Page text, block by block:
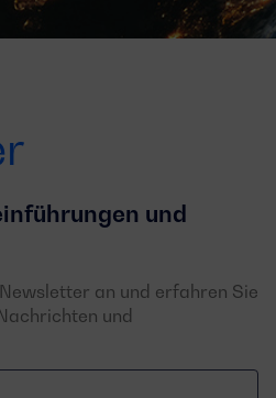
und
an und erfahren Sie
und